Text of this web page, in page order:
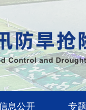
息公开 专